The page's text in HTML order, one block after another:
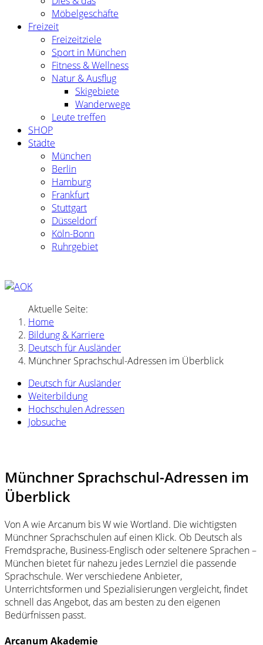
Möbelgeschäfte
Freizeit
Freizeitziele
Sport in München
Fitness & Wellness
Natur & Ausflug
Skigebiete
Wanderwege
Leute treffen
SHOP
Städte
München
Berlin
Hamburg
Frankfurt
Stuttgart
Düsseldorf
Köln-Bonn
Ruhrgebiet
Aktuelle Seite:
Home
Bildung & Karriere
Deutsch für Ausländer
Münchner Sprachschul-Adressen im Überblick
Deutsch für Ausländer
Weiterbildung
Hochschulen Adressen
Jobsuche
Münchner Sprachschul-Adressen im
Überblick
Von A wie Arcanum bis W wie Wortland. Die wichtigsten
Münchner Sprachschulen auf einen Klick. Ob Deutsch als
Fremdsprache, Business-Englisch oder seltenere Sprachen –
München bietet für nahezu jedes Lernziel die passende
Sprachschule. Wer verschiedene Anbieter,
Unterrichtsformen und Spezialisierungen vergleicht, findet
schnell das Angebot, das am besten zu den eigenen
Bedürfnissen passt.
Arcanum Akademie